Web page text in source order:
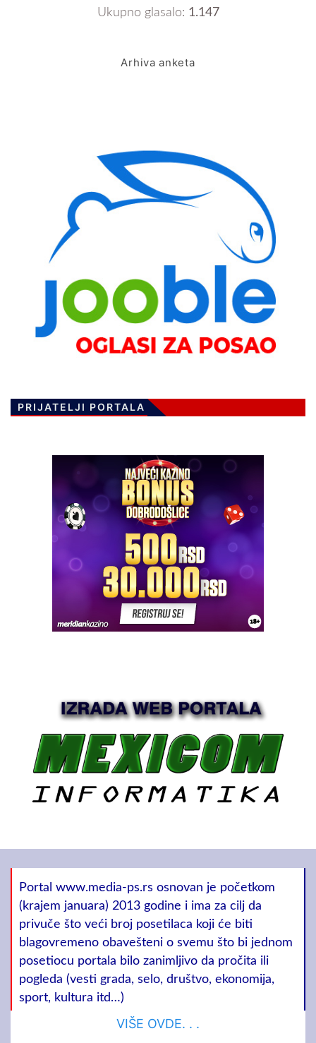
Ukupno glasalo: 1.147
Arhiva anketa
PRIJATELJI PORTALA
Portal www.media-ps.rs osnovan je početkom
(krajem januara) 2013 godine i ima za cilj da
privuče što veći broj posetilaca koji će biti
blagovremeno obavešteni o svemu što bi jednom
posetiocu portala bilo zanimljivo da pročita ili
pogleda (vesti grada, selo, društvo, ekonomija,
sport, kultura itd…)
VIŠE OVDE. . .